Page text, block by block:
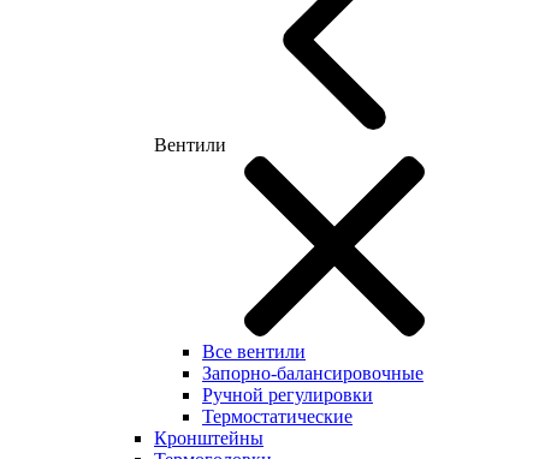
Вентили
Все вентили
Запорно-балансировочные
Ручной регулировки
Термостатические
Кронштейны